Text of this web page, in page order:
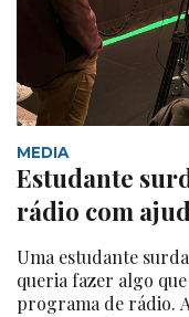
MEDIA
Estudante
rádio com
Uma estudante
queria fazer algo
programa de rádio.